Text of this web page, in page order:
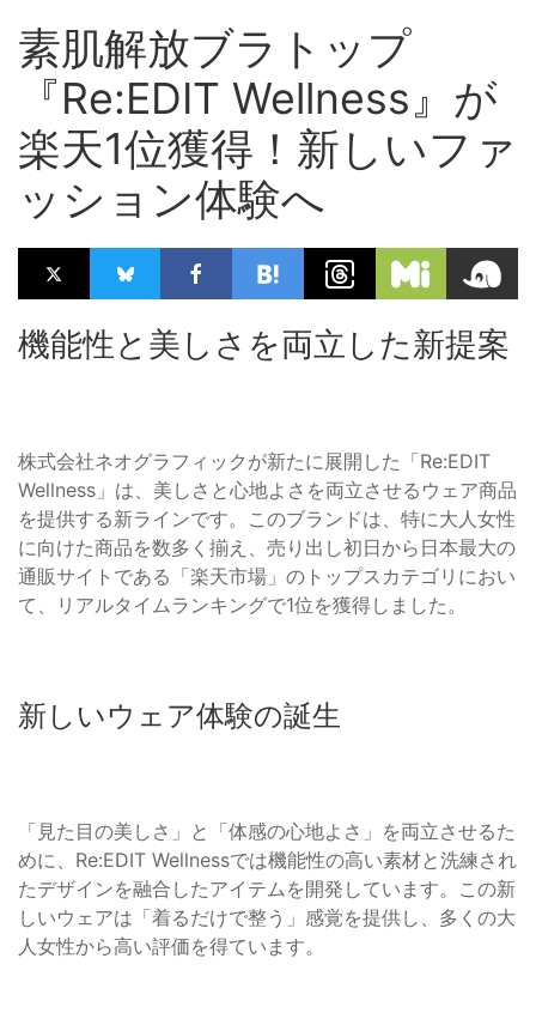
素肌解放ブラトップ
『Re:EDIT Wellness』が
楽天1位獲得！新しいファ
ッション体験へ
機能性と美しさを両立した新提案
株式会社ネオグラフィックが新たに展開した「Re:EDIT
Wellness」は、美しさと心地よさを両立させるウェア商品
を提供する新ラインです。このブランドは、特に大人女性
に向けた商品を数多く揃え、売り出し初日から日本最大の
通販サイトである「楽天市場」のトップスカテゴリにおい
て、リアルタイムランキングで1位を獲得しました。
新しいウェア体験の誕生
「見た目の美しさ」と「体感の心地よさ」を両立させるた
めに、Re:EDIT Wellnessでは機能性の高い素材と洗練され
たデザインを融合したアイテムを開発しています。この新
しいウェアは「着るだけで整う」感覚を提供し、多くの大
人女性から高い評価を得ています。